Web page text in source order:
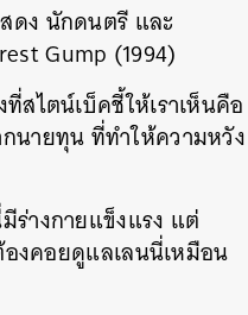
ดง นักดนตรี และ
Gump (1994)
สไตน์เบ็คชี้ให้เราเห็นคือ
นายทุนที่ทำให้ความหวัง
ร่างกายแข็งแรง แต่
องคอยดูแลเลนนี่เหมือน